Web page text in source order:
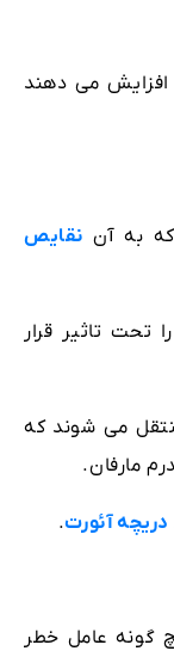
افزایش می دهند
به آن نقایص
تحت تاثیر قرار
می شوند که
مارفان.
دریچه آئورت.
گونه عامل خطر